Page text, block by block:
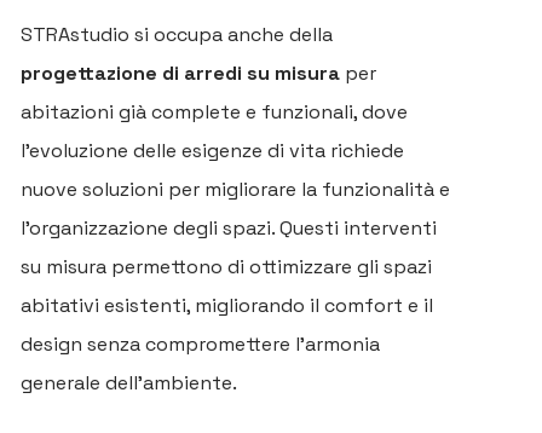
STRAstudio si occupa anche della
progettazione di arredi su misuraper
abitazioni già complete e funzionali, dove
l’evoluzione delle esigenze di vita richiede
nuove soluzioni per migliorare la funzionalità e
l’organizzazione degli spazi. Questi interventi
su misura permettono di ottimizzare gli spazi
abitativi esistenti, migliorando il comfort e il
design senza compromettere l’armonia
generale dell’ambiente.